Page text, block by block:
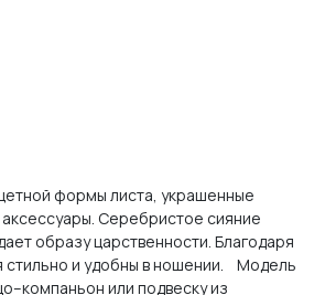
формы листа, украшенные
Серебристое сияние
образу царственности. Благодаря
и удобны в ношении.
Модель
или подвеску из